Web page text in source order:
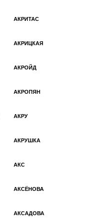
АКРИТАС
АКРИЦКАЯ
АКРОЙД
АКРОПЯН
АКРУ
АКРУШКА
АКС
АКСЁНОВА
АКСАДОВА